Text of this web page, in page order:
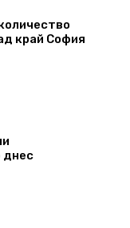
край София
днес